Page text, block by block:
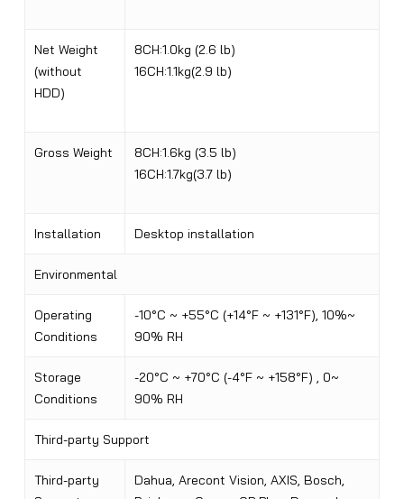
Net Weight
(without
HDD)
8CH:1.0kg (2.6 lb)
16CH:1.1kg(2.9 lb)
Gross Weight
8CH:1.6kg (3.5 lb)
16CH:1.7kg(3.7 lb)
Installation Desktop installation
Environmental
Operating
Conditions
-10°C ~ +55°C (+14°F ~ +131°F), 10%~
90% RH
Storage
Conditions
-20°C ~ +70°C (-4°F ~ +158°F) , 0~
90% RH
Third-party Support
Third-party
Dahua, Arecont Vision, AXIS, Bosch,